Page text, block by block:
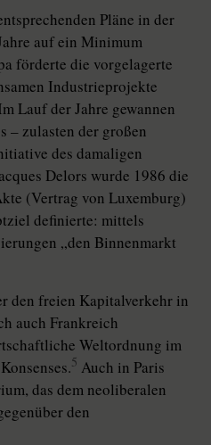
Pläne in der
auf ein Minimum
förderte die vorgelagerte
Industrieprojekte
Lauf der Jahre gewannen
– zulasten der großen
des damaligen
Delors wurde 1986 die
(Vertrag von Luxemburg)
definierte: mittels
„den Binnenmarkt
den freien Kapitalverkehr in
auch Frankreich
Weltordnung im
5 Auch in Paris
das dem neoliberalen
den